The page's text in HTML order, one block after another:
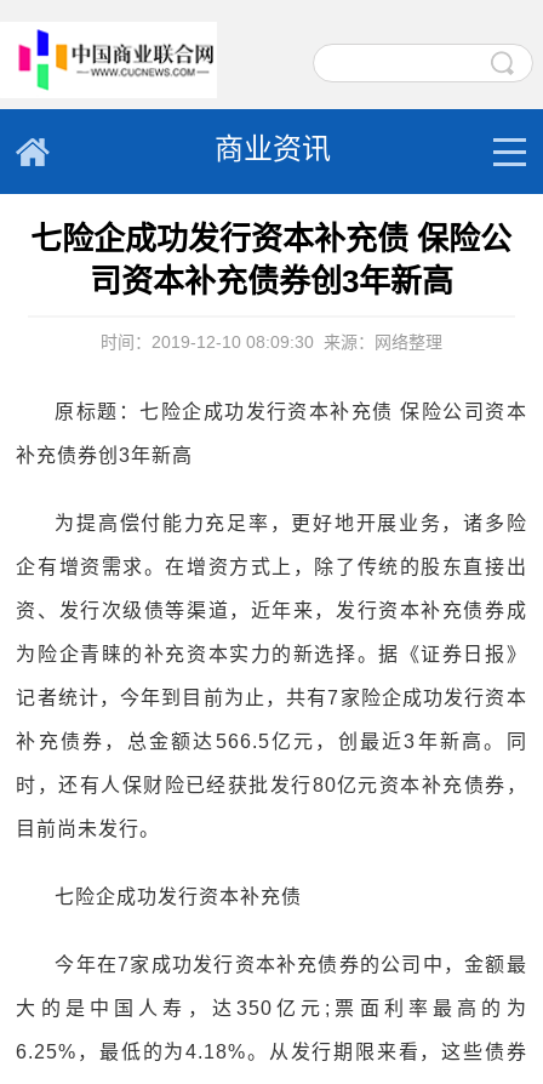
商业资讯
七险企成功发行资本补充债 保险公
司资本补充债券创3年新高
时间：2019-12-10 08:09:30 来源：网络整理
原标题：七险企成功发行资本补充债 保险公司资本
补充债券创3年新高
为提高偿付能力充足率，更好地开展业务，诸多险
企有增资需求。在增资方式上，除了传统的股东直接出
资、发行次级债等渠道，近年来，发行资本补充债券成
为险企青睐的补充资本实力的新选择。据《证券日报》
记者统计，今年到目前为止，共有7家险企成功发行资本
补充债券，总金额达566.5亿元，创最近3年新高。同
时，还有人保财险已经获批发行80亿元资本补充债券，
目前尚未发行。
七险企成功发行资本补充债
今年在7家成功发行资本补充债券的公司中，金额最
大的是中国人寿，达350亿元;票面利率最高的为
6.25%，最低的为4.18%。从发行期限来看，这些债券